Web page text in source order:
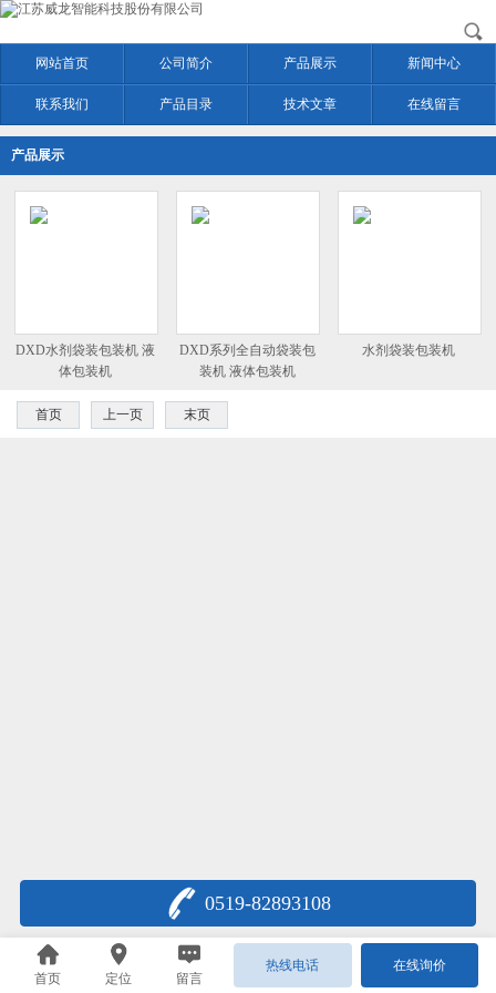
网站首页 公司简介 产品展示 新闻中心
联系我们 产品目录 技术文章 在线留言
产品展示
DXD水剂袋装包装机 液
体包装机
DXD系列全自动袋装包
装机 液体包装机
水剂袋装包装机
首页 上一页 末页
0519-82893108
首页 定位 留言
热线电话 在线询价